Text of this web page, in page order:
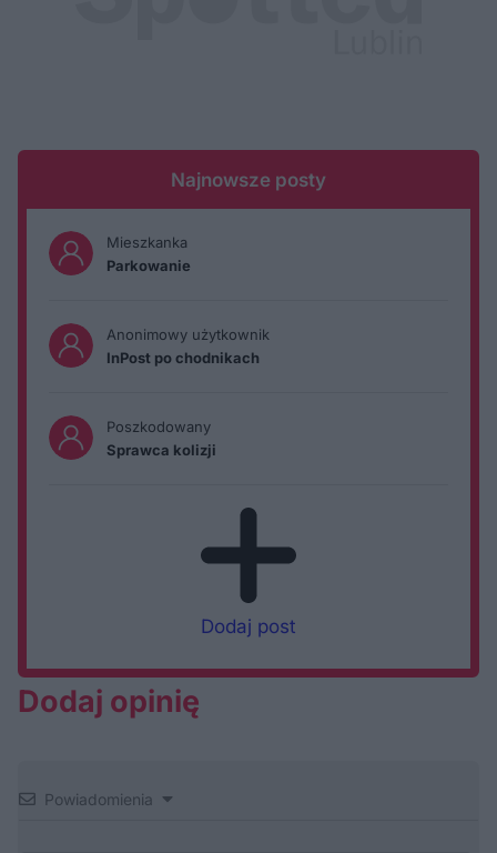
Najnowsze posty
Mieszkanka
Parkowanie
Anonimowy użytkownik
InPost po chodnikach
Poszkodowany
Sprawca kolizji
Dodaj post
Dodaj opinię
Powiadomienia